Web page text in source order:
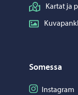
Kartat ja
Somessa
Seuraa
Instagram